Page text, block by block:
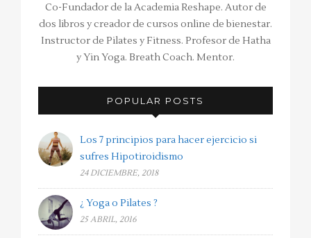
Co-Fundador de la Academia Reshape. Autor de
dos libros y creador de cursos online de bienestar.
Instructor de Pilates y Fitness. Profesor de Hatha
y Yin Yoga. Breath Coach. Mentor.
POPULAR POSTS
Los 7 principios para hacer ejercicio si
sufres Hipotiroidismo
24 DICIEMBRE, 2018
¿ Yoga o Pilates ?
25 ABRIL, 2016